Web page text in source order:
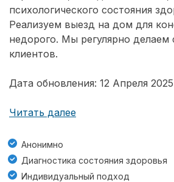
психологического состояния
Реализуем выезд на дом для
недорого. Мы регулярно делаем
клиентов.
Дата обновления: 12 Апреля 2025
Читать далее
Анонимно
Диагностика состояния здоровья
Индивидуальный подход